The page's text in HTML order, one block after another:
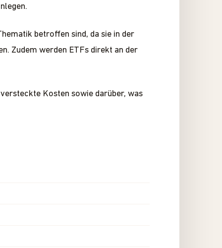
betroffen sind, da sie in der
Zudem werden ETFs direkt an der
Kosten sowie darüber, was